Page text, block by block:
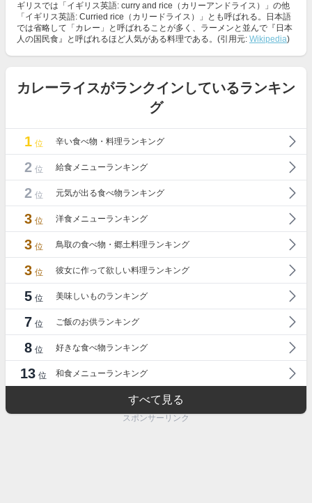
ギリスでは「イギリス英語: curry and rice（カリーアンドライス）」の他
「イギリス英語: Curried rice（カリードライス）」とも呼ばれる。日本語
では省略して「カレー」と呼ばれることが多く、ラーメンと並んで『日本
人の国民食』と呼ばれるほど人気がある料理である。(引用元: Wikipedia)
カレーライスがランクインしているランキン
グ
1 位 辛い食べ物・料理ランキング
2 位 給食メニューランキング
2 位 元気が出る食べ物ランキング
3 位 洋食メニューランキング
3 位 鳥取の食べ物・郷土料理ランキング
3 位 彼女に作って欲しい料理ランキング
5 位 美味しいものランキング
7 位 ご飯のお供ランキング
8 位 好きな食べ物ランキング
13 位 和食メニューランキング
すべて見る
スポンサーリンク